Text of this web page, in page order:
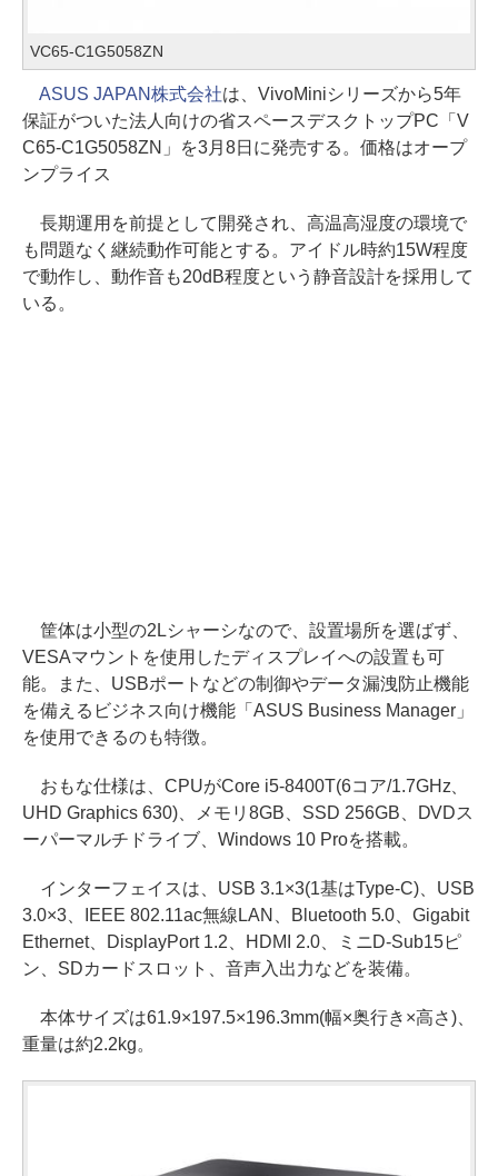
VC65-C1G5058ZN
ASUS JAPAN株式会社は、VivoMiniシリーズから5年
保証がついた法人向けの省スペースデスクトップPC「V
C65-C1G5058ZN」を3月8日に発売する。価格はオープ
ンプライス
長期運用を前提として開発され、高温高湿度の環境で
も問題なく継続動作可能とする。アイドル時約15W程度
で動作し、動作音も20dB程度という静音設計を採用して
いる。
筐体は小型の2Lシャーシなので、設置場所を選ばず、
VESAマウントを使用したディスプレイへの設置も可
能。また、USBポートなどの制御やデータ漏洩防止機能
を備えるビジネス向け機能「ASUS Business Manager」
を使用できるのも特徴。
おもな仕様は、CPUがCore i5-8400T(6コア/1.7GHz、
UHD Graphics 630)、メモリ8GB、SSD 256GB、DVDス
ーパーマルチドライブ、Windows 10 Proを搭載。
インターフェイスは、USB 3.1×3(1基はType-C)、USB
3.0×3、IEEE 802.11ac無線LAN、Bluetooth 5.0、Gigabit
Ethernet、DisplayPort 1.2、HDMI 2.0、ミニD-Sub15ピ
ン、SDカードスロット、音声入出力などを装備。
本体サイズは61.9×197.5×196.3mm(幅×奥行き×高さ)、
重量は約2.2kg。